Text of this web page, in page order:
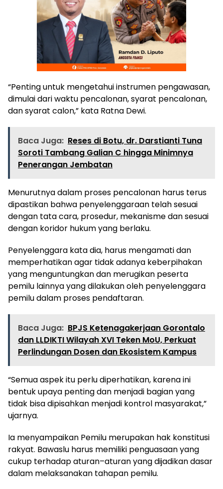
“Penting untuk mengetahui instrumen pengawasan,
dimulai dari waktu pencalonan, syarat pencalonan,
dan syarat calon,” kata Ratna Dewi.
Baca Juga: Reses di Botu, dr. Darstianti Tuna
Soroti Tambang Galian C hingga Minimnya
Penerangan Jembatan
Menurutnya dalam proses pencalonan harus terus
dipastikan bahwa penyelenggaraan telah sesuai
dengan tata cara, prosedur, mekanisme dan sesuai
dengan koridor hukum yang berlaku.
Penyelenggara kata dia, harus mengamati dan
memperhatikan agar tidak adanya keberpihakan
yang menguntungkan dan merugikan peserta
pemilu lainnya yang dilakukan oleh penyelenggara
pemilu dalam proses pendaftaran.
Baca Juga: BPJS Ketenagakerjaan Gorontalo
dan LLDIKTI Wilayah XVI Teken MoU, Perkuat
Perlindungan Dosen dan Ekosistem Kampus
“Semua aspek itu perlu diperhatikan, karena ini
bentuk upaya penting dan menjadi bagian yang
tidak bisa dipisahkan menjadi kontrol masyarakat,”
ujarnya.
Ia menyampaikan Pemilu merupakan hak konstitusi
rakyat. Bawaslu harus memiliki penguasaan yang
cukup terhadap aturan–aturan yang dijadikan dasar
dalam melaksanakan tahapan pemilu.